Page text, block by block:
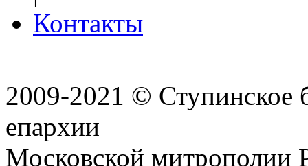
Контакты
2009-2021 © Ступинское
епархии
Московской митрополии